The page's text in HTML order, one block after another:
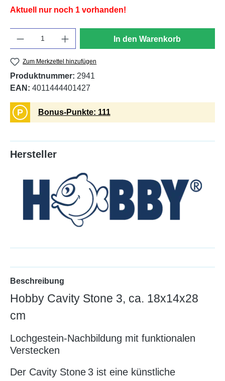
Aktuell nur noch 1 vorhanden!
In den Warenkorb
Zum Merkzettel hinzufügen
Produktnummer: 2941
EAN: 4011444401427
P Bonus-Punkte: 111
Hersteller
Beschreibung
Hobby Cavity Stone 3, ca. 18x14x28
cm
Lochgestein-Nachbildung mit funktionalen
Verstecken
Der Cavity Stone 3 ist eine künstliche